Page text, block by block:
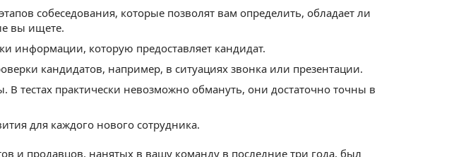
собеседования, которые позволят вам определить, обладает ли
вы ищете.
информации, которую предоставляет кандидат.
кандидатов, например, в ситуациях звонка или презентации.
В тестах практически невозможно обмануть, они достаточно точны в
для каждого нового сотрудника.
и продавцов, нанятых в вашу команду в последние три года, был